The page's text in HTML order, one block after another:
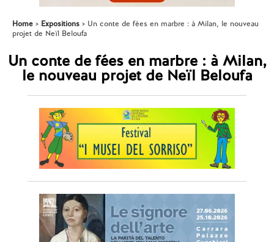
Home Expositions
Un conte de fées en marbre : à Milan, le nouveau
projet de Neïl Beloufa
Un conte de fées en marbre : à Milan,
le nouveau projet de Neïl Beloufa